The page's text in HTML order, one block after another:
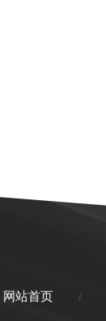
网站首页 /